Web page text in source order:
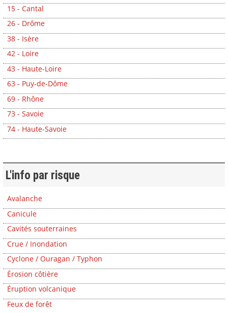
15 - Cantal
26 - Drôme
38 - Isère
42 - Loire
43 - Haute-Loire
63 - Puy-de-Dôme
69 - Rhône
73 - Savoie
74 - Haute-Savoie
L'info par risque
Avalanche
Canicule
Cavités souterraines
Crue / Inondation
Cyclone / Ouragan / Typhon
Érosion côtière
Éruption volcanique
Feux de forêt